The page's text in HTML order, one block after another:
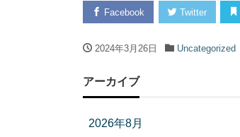
Facebook Twitter
2024年3月26日 Uncategorized
アーカイブ
2026年8月